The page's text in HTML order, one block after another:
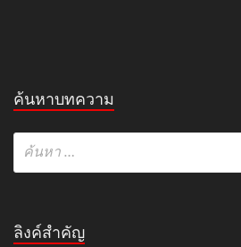
ค้นหาบทความ
ลิงค์สำคัญ